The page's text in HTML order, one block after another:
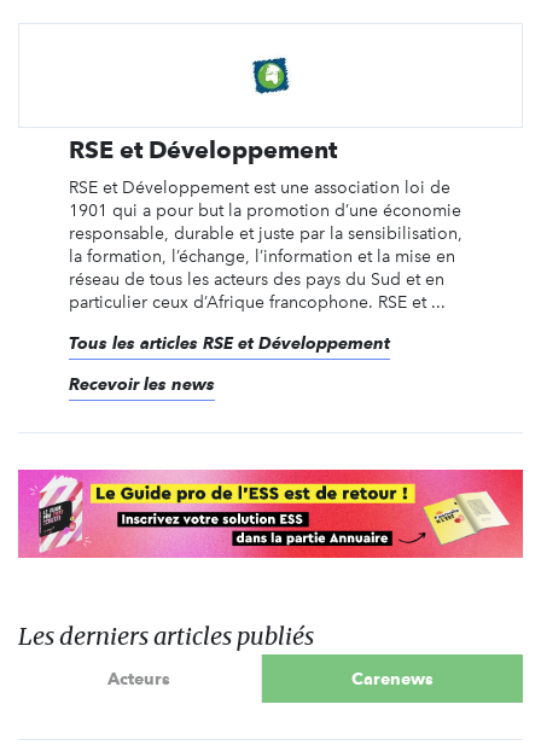
RSE et Développement
RSE et Développement est une association loi de
1901 qui a pour but la promotion d’une économie
responsable, durable et juste par la sensibilisation,
la formation, l’échange, l’information et la mise en
réseau de tous les acteurs des pays du Sud et en
particulier ceux d’Afrique francophone. RSE et ...
Tous les articles RSE et Développement
Recevoir les news
Les derniers articles publiés
Acteurs Carenews